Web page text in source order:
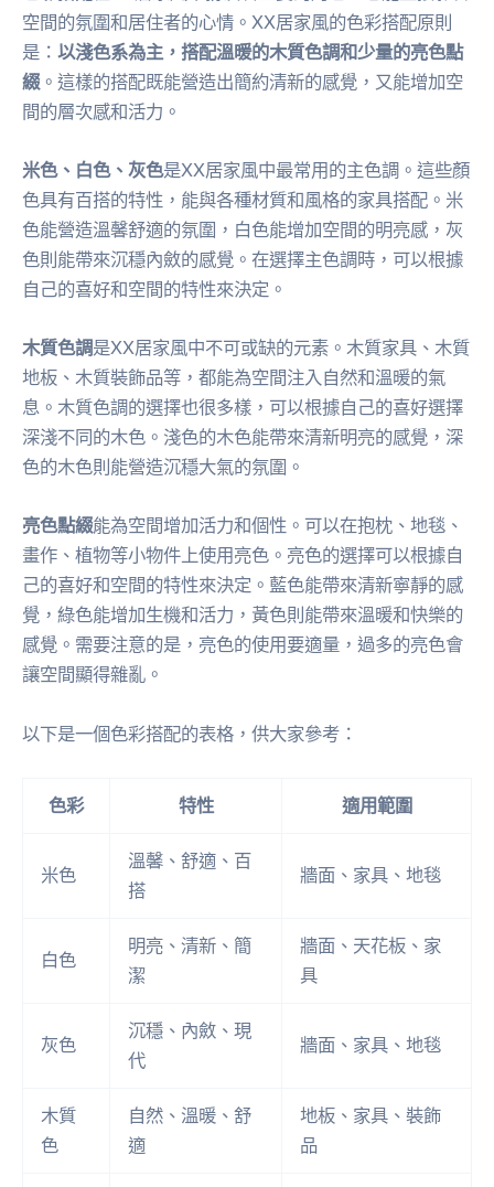
空間的氛圍和居住者的心情。XX居家風的色彩搭配原則
是： 以淺色系為主，搭配溫暖的木質色調和少量的亮色點
綴 。這樣的搭配既能營造出簡約清新的感覺，又能增加空
間的層次感和活力。
米色、白色、灰色是XX居家風中最常用的主色調。這些顏
色具有百搭的特性，能與各種材質和風格的家具搭配。米
色能營造溫馨舒適的氛圍，白色能增加空間的明亮感，灰
色則能帶來沉穩內斂的感覺。在選擇主色調時，可以根據
自己的喜好和空間的特性來決定。
木質色調是XX居家風中不可或缺的元素。木質家具、木質
地板、木質裝飾品等，都能為空間注入自然和溫暖的氣
息。木質色調的選擇也很多樣，可以根據自己的喜好選擇
深淺不同的木色。淺色的木色能帶來清新明亮的感覺，深
色的木色則能營造沉穩大氣的氛圍。
亮色點綴能為空間增加活力和個性。可以在抱枕、地毯、
畫作、植物等小物件上使用亮色。亮色的選擇可以根據自
己的喜好和空間的特性來決定。藍色能帶來清新寧靜的感
覺，綠色能增加生機和活力，黃色則能帶來溫暖和快樂的
感覺。需要注意的是，亮色的使用要適量，過多的亮色會
讓空間顯得雜亂。
以下是一個色彩搭配的表格，供大家參考：
色彩 特性 適用範圍
米色
溫馨、舒適、百
搭
牆面、家具、地毯
白色
明亮、清新、簡
潔
牆面、天花板、家
具
灰色
沉穩、內斂、現
代
牆面、家具、地毯
木質
色
自然、溫暖、舒
適
地板、家具、裝飾
品